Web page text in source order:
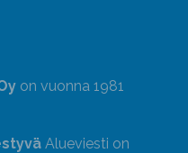
on vuonna 1981
Alueviesti on